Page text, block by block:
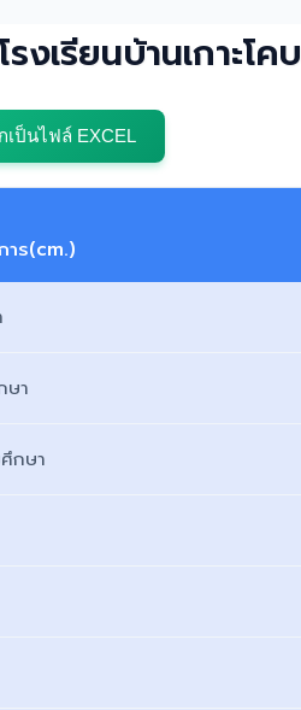
รงเรียนบ้านเกาะโคบ
เป็นไฟล์ EXCEL
าร(cm.)
ษา
กษา